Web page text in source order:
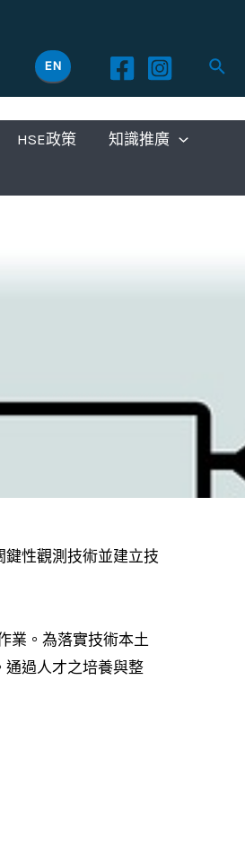
EN
HSE政策 知識推廣
性觀測技術並建立技
業。為落實技術本土
通過人才之培養與整